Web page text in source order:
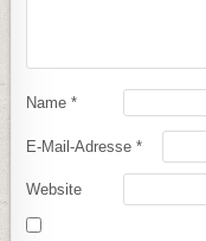
Name*
E-Mail-Adresse*
Website